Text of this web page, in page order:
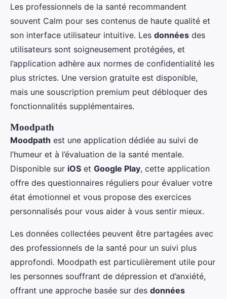
Les professionnels de la santé recommandent
souvent Calm pour ses contenus de haute qualité et
son interface utilisateur intuitive. Les données des
utilisateurs sont soigneusement protégées, et
l’application adhère aux normes de confidentialité les
plus strictes. Une version gratuite est disponible,
mais une souscription premium peut débloquer des
fonctionnalités supplémentaires.
Moodpath
Moodpath est une application dédiée au suivi de
l’humeur et à l’évaluation de la santé mentale.
Disponible sur iOS et Google Play, cette application
offre des questionnaires réguliers pour évaluer votre
état émotionnel et vous propose des exercices
personnalisés pour vous aider à vous sentir mieux.
Les données collectées peuvent être partagées avec
des professionnels de la santé pour un suivi plus
approfondi. Moodpath est particulièrement utile pour
les personnes souffrant de dépression et d’anxiété,
offrant une approche basée sur des données